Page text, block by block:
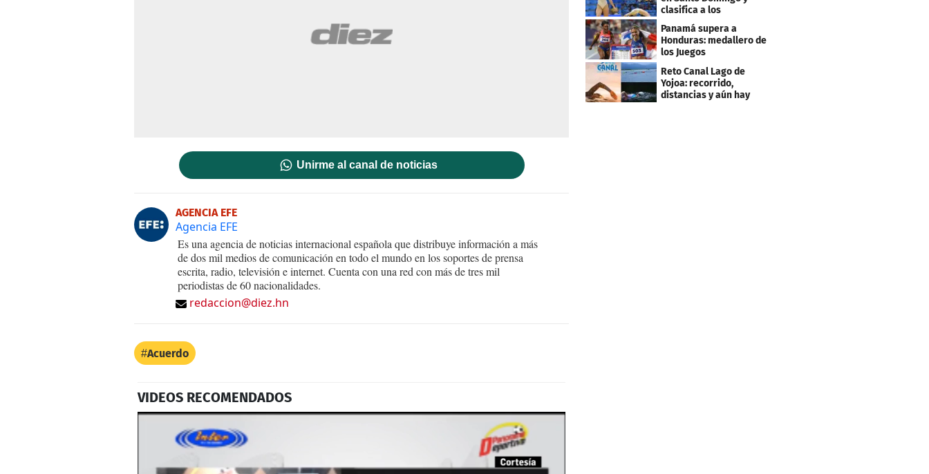
Unirme al canal de noticias
AGENCIA EFE
Agencia EFE
Es una agencia de noticias internacional española que distribuye información a más
de dos mil medios de comunicación en todo el mundo en los soportes de prensa
escrita, radio, televisión e internet. Cuenta con una red con más de tres mil
periodistas de 60 nacionalidades.
redaccion@diez.hn
Acuerdo
VIDEOS RECOMENDADOS
clasifica a los
Panamericanos de Lima
2027
Panamá supera a
Honduras: medallero de
los Juegos
Centroamericanos
Reto Canal Lago de
Yojoa: recorrido,
distancias y aún hay